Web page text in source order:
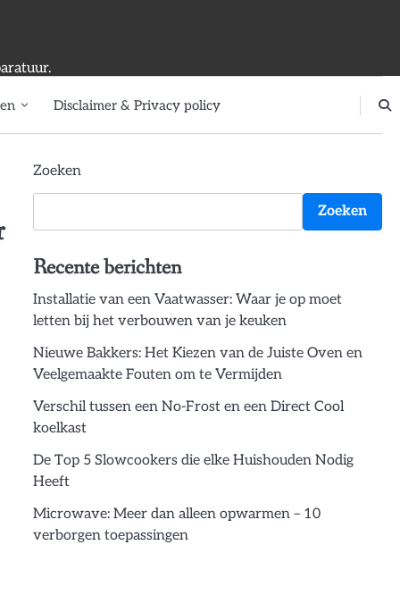
Disclaimer & Privacy policy
Zoeken
Zoeken
Recente berichten
Installatie van een Vaatwasser: Waar je op moet
letten bij het verbouwen van je keuken
Nieuwe Bakkers: Het Kiezen van de Juiste Oven en
Veelgemaakte Fouten om te Vermijden
Verschil tussen een No-Frost en een Direct Cool
koelkast
De Top 5 Slowcookers die elke Huishouden Nodig
Heeft
Microwave: Meer dan alleen opwarmen – 10
verborgen toepassingen